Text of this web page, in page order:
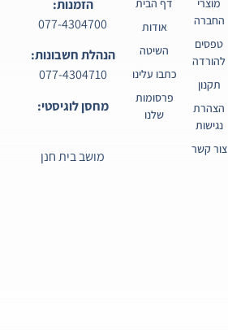
דף הבית
אודות
השיטה
כתבו עלינו
פרסומות
שלנו
מוצרי
החברה
טפסים
להורדה
תקנון
הצהרת
נגישות
צור קשר
הזמנות:
077-4304700
הנהלת חשבונות:
077-4304710
מחסן לוגיסטי:
מושב בית חנן